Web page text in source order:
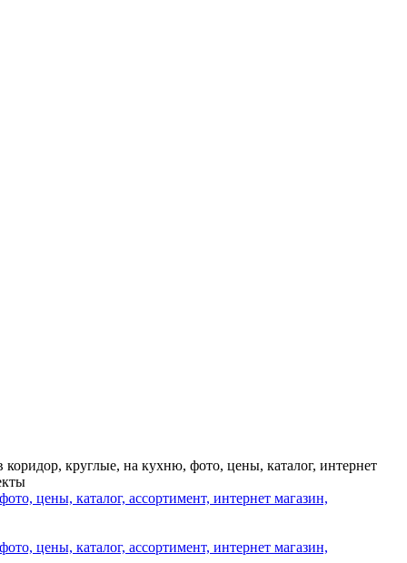
круглые, на кухню, фото, цены, каталог, интернет